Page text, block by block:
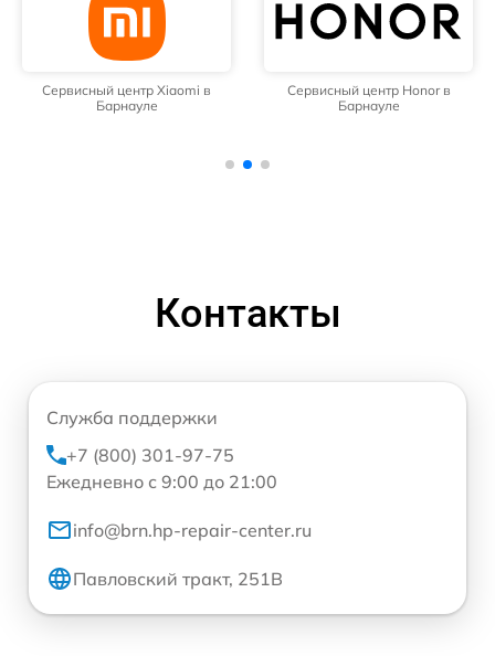
Сервисный центр Xiaomi в
Барнауле
Сервисный центр Honor в
Барнауле
Контакты
Служба поддержки
+7 (800) 301-97-75
Ежедневно с 9:00 до 21:00
info@brn.hp-repair-center.ru
Павловский тракт, 251В